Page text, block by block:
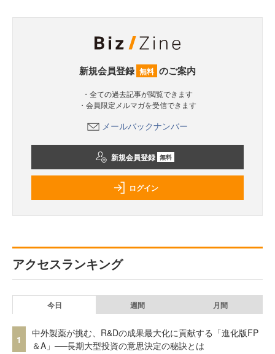
新規会員登録 無料 のご案内
・全ての過去記事が閲覧できます
・会員限定メルマガを受信できます
メールバックナンバー
新規会員登録 無料
ログイン
アクセスランキング
今日 週間 月間
1
中外製薬が挑む、R&Dの成果最大化に貢献する「進化版FP
＆A」──長期大型投資の意思決定の秘訣とは